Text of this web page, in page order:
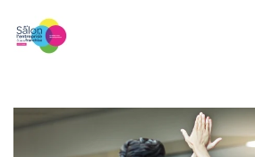
Skip to main content